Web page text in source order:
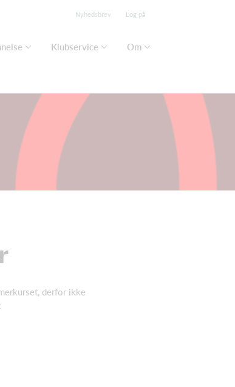
Nyhedsbrev Log på
Klubservice Om
derfor ikke